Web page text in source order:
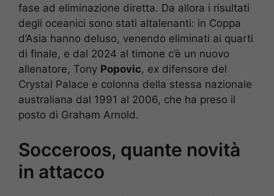
fase ad eliminazione diretta. Da allora i risultati
degli oceanici sono stati altalenanti: in Coppa
d’Asia hanno deluso, venendo eliminati ai quarti
di finale, e dal 2024 al timone c’è un nuovo
allenatore, Tony Popovic, ex difensore del
Crystal Palace e colonna della stessa nazionale
australiana dal 1991 al 2006, che ha preso il
posto di Graham Arnold.
Socceroos, quante novità
in attacco